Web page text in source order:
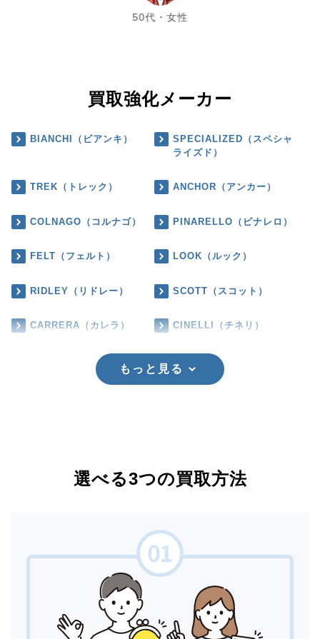
50代・女性
買取強化メーカー
BIANCHI（ビアンキ）
SPECIALIZED（スペシャ
ライズド）
TREK（トレック） ANCHOR（アンカー）
COLNAGO（コルナゴ） PINARELLO（ピナレロ）
FELT（フェルト） LOOK（ルック）
RIDLEY（リドレー） SCOTT（スコット）
CARRERA（カレラ） CINELLI（チネリ）
もっと見る
選べる3つの買取方法